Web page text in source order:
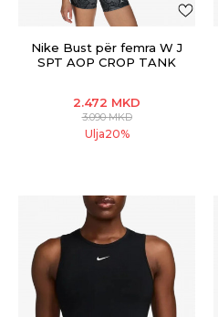
Nike Bust për femra W J
SPT AOP CROP TANK
2.472 MKD
3.090MKD
Ulja20%